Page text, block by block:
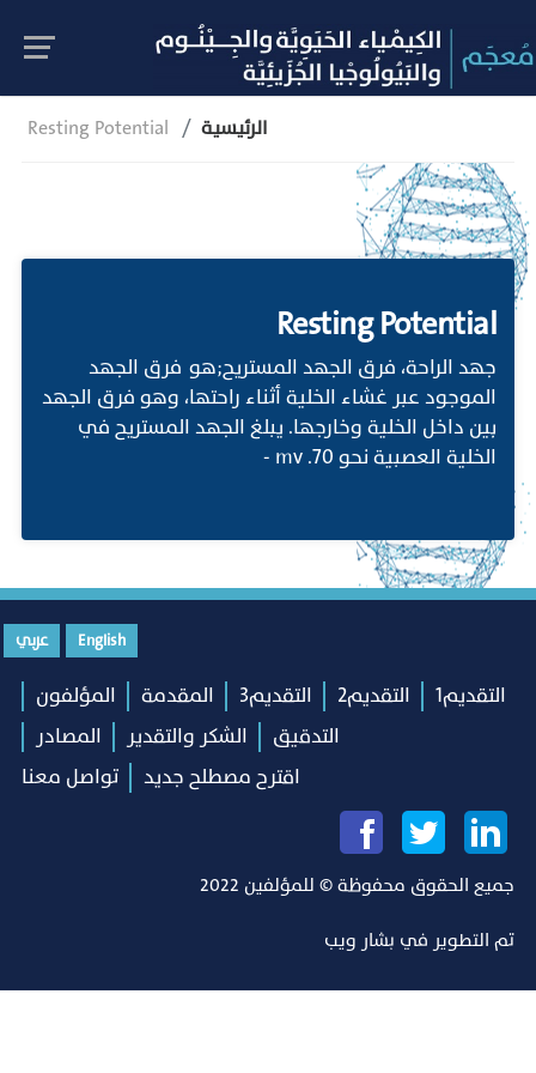
Resting Potential الرئيسية
Resting Potential
جهد الراحة، فرق الجهد المستريح;هو فرق الجهد
الموجود عبر غشاء الخلية أثناء راحتها، وهو فرق الجهد
بين داخل الخلية وخارجها. يبلغ الجهد المستريح في
الخلية العصبية نحو 70. mv -
English عربي
التقديم1 التقديم2 التقديم3 المقدمة
المؤلفون
التدقيق
الشكر والتقدير
المصادر
اقترح مصطلح جديد
تواصل معنا
جميع الحقوق محفوظة © للمؤلفين 2022
تم التطوير في بشار ويب